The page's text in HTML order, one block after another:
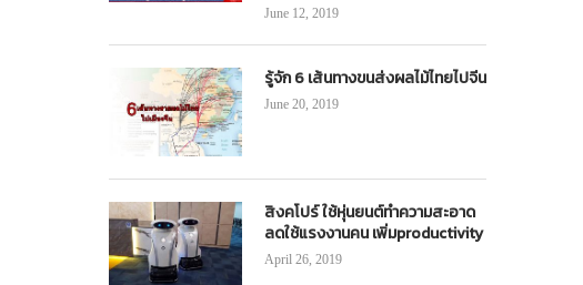
June 12, 2019
รู้จัก 6 เส้นทางขนส่งผลไม้ไทยไปจีน
June 20, 2019
สิงคโปร์ ใช้หุ่นยนต์ทำความสะอาด
ลดใช้แรงงานคน เพิ่มproductivity
April 26, 2019